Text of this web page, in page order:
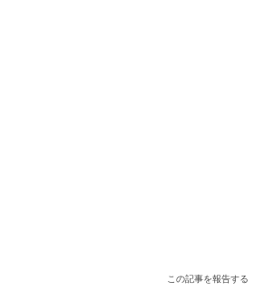
この記事を報告する